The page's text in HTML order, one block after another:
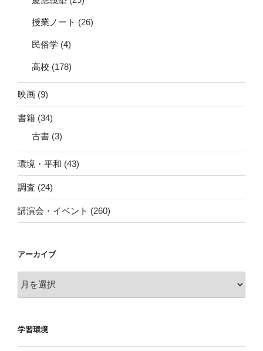
授業ノート (26)
民俗学 (4)
高校 (178)
映画 (9)
書籍 (34)
古書 (3)
環境・平和 (43)
調査 (24)
講演会・イベント (260)
アーカイブ
ー
ブ
学習環境